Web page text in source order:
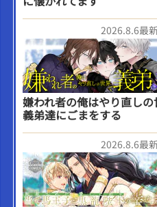
2026.8.6最
嫌われ者の俺はやり直し
義弟達にごまをする
2026.8.6最